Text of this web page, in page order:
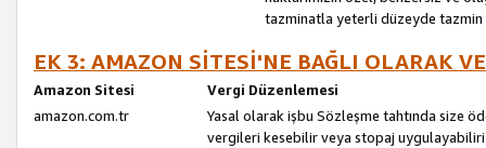
tazminatla yeterli düzeyde
EK 3: AMAZON SİTESİ'NE BAĞLI OLARAK
Amazon Sitesi
Vergi Düzenlemesi
amazon.com.tr
Yasal olarak işbu Sözleşme tahtında size
vergileri kesebilir veya stopaj